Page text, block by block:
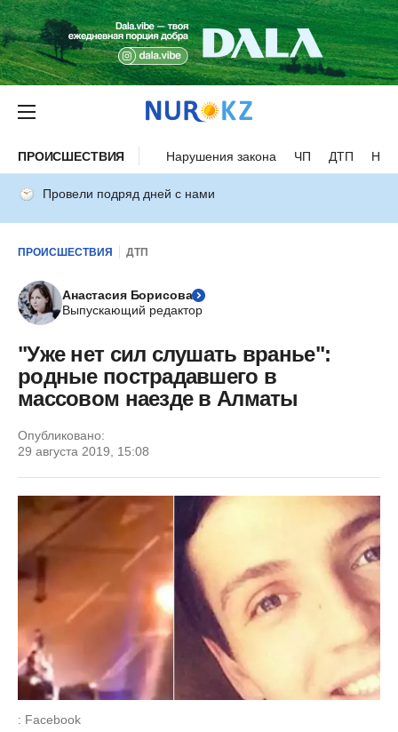
ПРОИСШЕСТВИЯ Нарушения закона ЧП ДТП
Провели подряд дней с нами
ПРОИСШЕСТВИЯ ДТП
Анастасия Борисова
Выпускающий редактор
"Уже нет сил слушать вранье":
родные пострадавшего в
массовом наезде в Алматы
Опубликовано:
29 августа 2019, 15:08
: Facebook